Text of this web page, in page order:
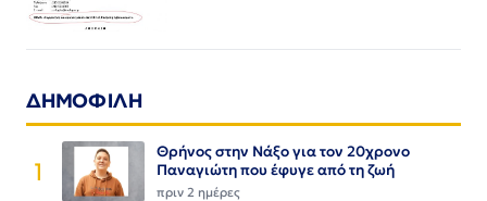
ΔΗΜΟΦΙΛΗ
1
Θρήνος στην Νάξο για τον 20χρονο
Παναγιώτη που έφυγε από τη ζωή
πριν 2 ημέρες